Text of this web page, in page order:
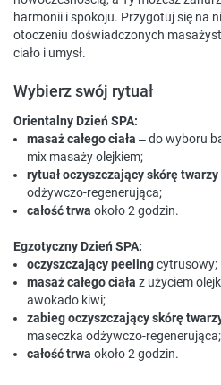
harmonii i spokoju. Przygotuj się na
otoczeniu doświadczonych
ciało i umysł.
Wybierz swój rytuał
Orientalny Dzień SPA:
masaż całego ciała – do wyboru
mix masaży olejkiem;
rytuał oczyszczający skórę twarzy
odżywczo-regenerująca;
całość trwa około 2 godzin.
Egzotyczny Dzień SPA:
oczyszczający peelingcytrusowy;
masaż całego ciała z użyciem
awokado kiwi;
zabieg oczyszczający skórę
maseczka odżywczo-regenerująca;
całość trwa około 2 godzin.